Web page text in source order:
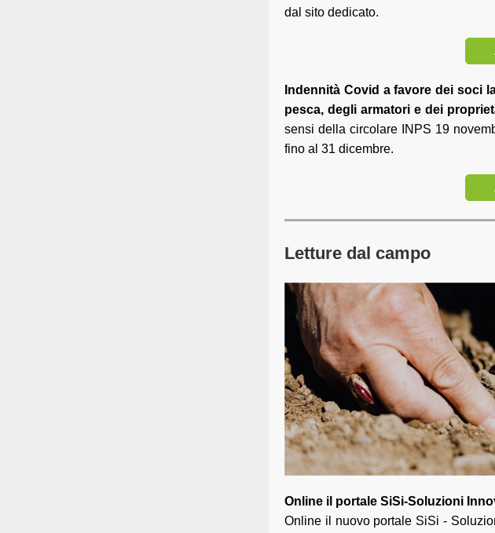
dal sito dedicato.
Indennità Covid a favore dei soci
pesca, degli armatori e dei
sensi della circolare INPS 19
fino al 31 dicembre.
Letture dal campo
Online il portale SiSi-Soluzioni
Online il nuovo portale SiSi -